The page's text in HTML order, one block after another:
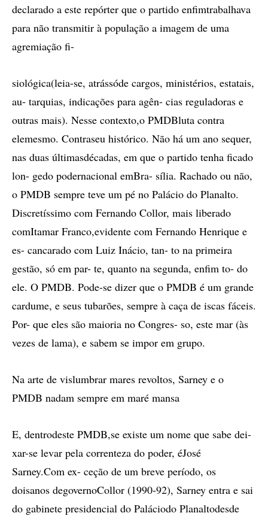
declarado a este repórter que o partido enfimtrabalhava
para não transmitir à população a imagem de uma
agremiação fi-
siológica(leia-se, atrássóde cargos, ministérios, estatais,
au- tarquias, indicações para agên- cias reguladoras e
outras mais). Nesse contexto,o PMDBluta contra
elemesmo. Contraseu histórico. Não há um ano sequer,
nas duas últimasdécadas, em que o partido tenha ficado
lon- gedo podernacional emBra- sília. Rachado ou não,
o PMDB sempre teve um pé no Palácio do Planalto.
Discretíssimo com Fernando Collor, mais liberado
comItamar Franco,evidente com Fernando Henrique e
es- cancarado com Luiz Inácio, tan- to na primeira
gestão, só em par- te, quanto na segunda, enfim to- do
ele. O PMDB. Pode-se dizer que o PMDB é um grande
cardume, e seus tubarões, sempre à caça de iscas fáceis.
Por- que eles são maioria no Congres- so, este mar (às
vezes de lama), e sabem se impor em grupo.
Na arte de vislumbrar mares revoltos, Sarney e o
PMDB nadam sempre em maré mansa
E, dentrodeste PMDB,se existe um nome que sabe dei-
xar-se levar pela correnteza do poder, éJosé
Sarney.Com ex- ceção de um breve período, os
doisanos degovernoCollor (1990-92), Sarney entra e sai
do gabinete presidencial do Paláciodo Planaltodesde